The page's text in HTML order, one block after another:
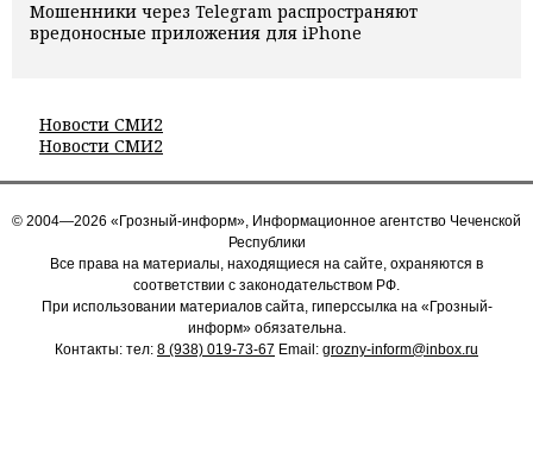
Мошенники через Telegram распространяют
вредоносные приложения для iPhone
Новости СМИ2
Новости СМИ2
© 2004—2026 «Грозный-информ», Информационное агентство Чеченской
Республики
Все права на материалы, находящиеся на сайте, охраняются в
соответствии с законодательством РФ.
При использовании материалов сайта, гиперссылка на «Грозный-
информ» обязательна.
Контакты: тел: 8 (938) 019-73-67 Email: grozny-inform@inbox.ru